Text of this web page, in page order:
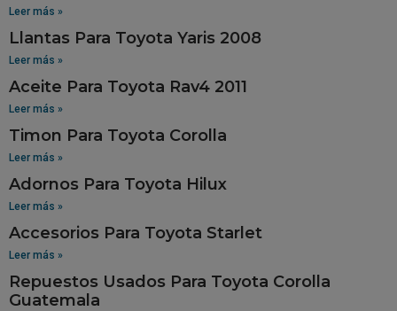
Leer más »
Llantas Para Toyota Yaris 2008
Leer más »
Aceite Para Toyota Rav4 2011
Leer más »
Timon Para Toyota Corolla
Leer más »
Adornos Para Toyota Hilux
Leer más »
Accesorios Para Toyota Starlet
Leer más »
Repuestos Usados Para Toyota Corolla
Guatemala